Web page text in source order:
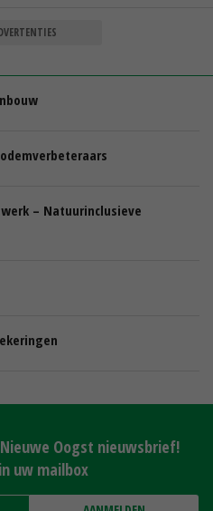
– Natuurinclusieve
Oogst nieuwsbrief!
uw mailbox